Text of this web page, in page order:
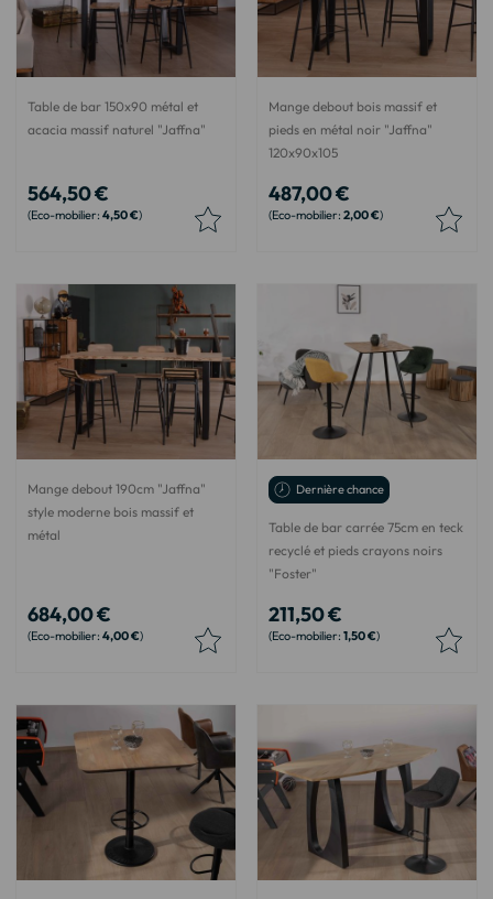
Table de bar 150x90 métal et
acacia massif naturel "Jaffna"
564,50 €
4,50 €
Mange debout bois massif et
pieds en métal noir "Jaffna"
120x90x105
487,00 €
2,00 €
Mange debout 190cm "Jaffna"
style moderne bois massif et
métal
684,00 €
4,00 €
Dernière chance
Table de bar carrée 75cm en teck
recyclé et pieds crayons noirs
"Foster"
211,50 €
1,50 €